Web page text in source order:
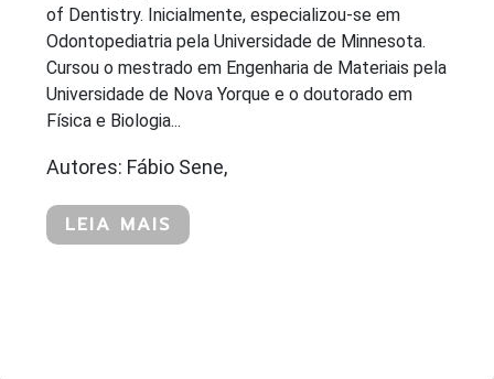
of Dentistry. Inicialmente, especializou-se em
Odontopediatria pela Universidade de Minnesota.
Cursou o mestrado em Engenharia de Materiais pela
Universidade de Nova Yorque e o doutorado em
Física e Biologia...
Autores: Fábio Sene,
LEIA MAIS